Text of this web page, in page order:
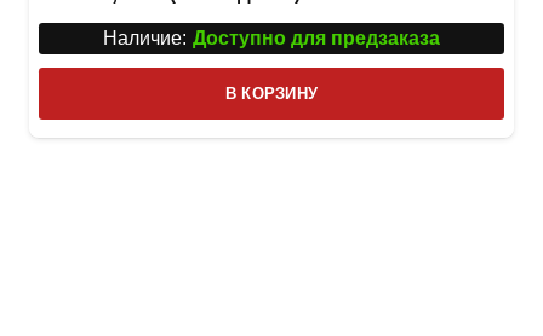
Наличие: Доступно для предзаказа
В КОРЗИНУ